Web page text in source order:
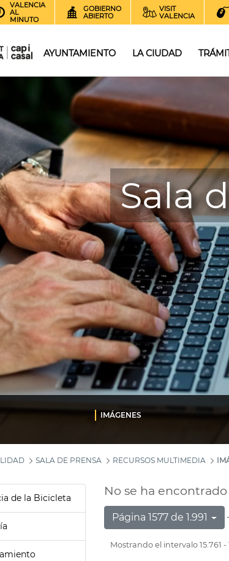
VALENCIA
AL
MINUTO
GOBIERNO
ABIERTO
VISIT
VALENCIA
AYUNTAMIENTO LA CIUDAD
Sala
IMÁGENES
SALA DE PRENSA RECURSOS MULTIMEDIA
de la Bicicleta No se ha
Página 1577 de 1.991
Mostrando el intervalo 15.761